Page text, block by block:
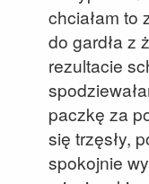
chciałam to
do gardła z
rezultacie
paczkę za
się trzęsły,
spokojnie